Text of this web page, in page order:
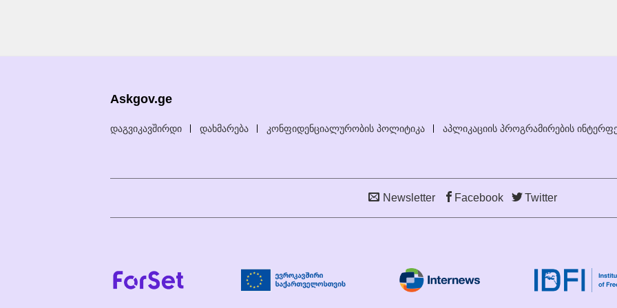
Askgov.ge
დაგვიკავშირდი დახმარება კონფიდენციალურობის პოლიტიკა აპლიკაციის პროგრამირების
Newsletter Facebook Twitter